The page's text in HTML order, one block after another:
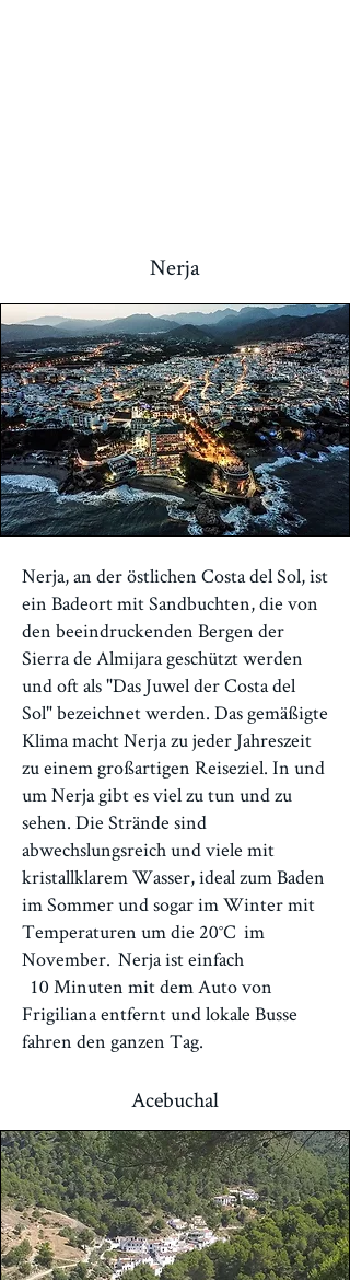
Nerja
Nerja, an der östlichen Costa del Sol, ist
ein Badeort mit Sandbuchten, die von
den beeindruckenden Bergen der
Sierra de Almijara geschützt werden
und oft als "Das Juwel der Costa del
Sol" bezeichnet werden. Das gemäßigte
Klima macht Nerja zu jeder Jahreszeit
zu einem großartigen Reiseziel. In und
um Nerja gibt es viel zu tun und zu
sehen. Die Strände sind
abwechslungsreich und viele mit
kristallklarem Wasser, ideal zum Baden
im Sommer und sogar im Winter mit
Temperaturen um die 20°C im
November. Nerja ist einfach
10 Minuten mit dem Auto von
Frigiliana entfernt und lokale Busse
fahren den ganzen Tag.
Acebuchal